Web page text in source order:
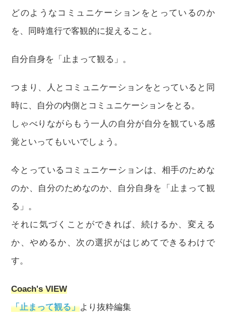
どのようなコミュニケーションをとっているのか
を、同時進行で客観的に捉えること。
自分自身を「止まって観る」。
つまり、人とコミュニケーションをとっていると同
時に、自分の内側とコミュニケーションをとる。
しゃべりながらもう一人の自分が自分を観ている感
覚といってもいいでしょう。
今とっているコミュニケーションは、相手のためな
のか、自分のためなのか、自分自身を「止まって観
る」。
それに気づくことができれば、続けるか、変える
か、やめるか、次の選択がはじめてできるわけで
す。
Coach's VIEW
「止まって観る」より抜粋編集